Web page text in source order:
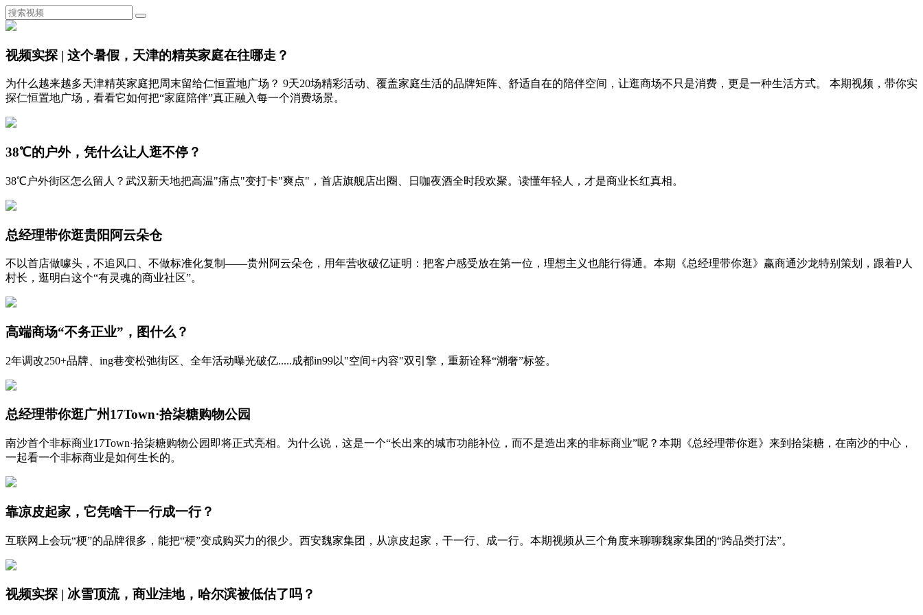
视频实探 | 这个暑假，天津的精英家庭在往哪走？
为什么越来越多天津精英家庭把周末留给仁恒置地广场？ 9天20场精彩活动、覆盖家庭生活的品牌矩阵、舒适自在的陪伴空间，让逛商场不只是消费，更是一种生活方式。 本期视频，带你实
探仁恒置地广场，看看它如何把“家庭陪伴”真正融入每一个消费场景。
38℃的户外，凭什么让人逛不停？
38℃户外街区怎么留人？武汉新天地把高温"痛点"变打卡"爽点"，首店旗舰店出圈、日咖夜酒全时段欢聚。读懂年轻人，才是商业长红真相。
总经理带你逛贵阳阿云朵仓
不以首店做噱头，不追风口、不做标准化复制——贵州阿云朵仓，用年营收破亿证明：把客户感受放在第一位，理想主义也能行得通。本期《总经理带你逛》赢商通沙龙特别策划，跟着P人
村长，逛明白这个“有灵魂的商业社区”。
高端商场“不务正业”，图什么？
2年调改250+品牌、ing巷变松弛街区、全年活动曝光破亿.....成都in99以"空间+内容"双引擎，重新诠释“潮奢”标签。
总经理带你逛广州17Town·拾柒糖购物公园
南沙首个非标商业17Town·拾柒糖购物公园即将正式亮相。为什么说，这是一个“长出来的城市功能补位，而不是造出来的非标商业”呢？本期《总经理带你逛》来到拾柒糖，在南沙的中心，
一起看一个非标商业是如何生长的。
靠凉皮起家，它凭啥干一行成一行？
互联网上会玩“梗”的品牌很多，能把“梗”变成购买力的很少。西安魏家集团，从凉皮起家，干一行、成一行。本期视频从三个角度来聊聊魏家集团的“跨品类打法”。
视频实探 | 冰雪顶流，商业洼地，哈尔滨被低估了吗？